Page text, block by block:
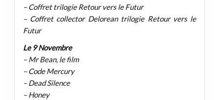
– Coffret trilogie Retour vers le Futur
– Coffret collector Delorean trilogie Retour vers le
Futur
Le 9 Novembre
– Mr Bean, le film
– Code Mercury
– Dead Silence
– Honey